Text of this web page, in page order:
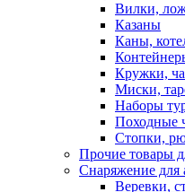
Вилки,
Казаны
Каны,
Кружки,
Миски,
Наборы
Походные
Стопки,
Прочие товары
Снаряжение для
Веревки,